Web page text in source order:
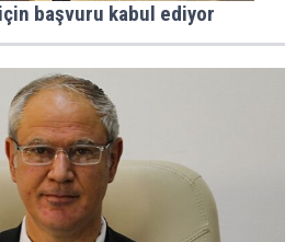
başvuru kabul ediyor